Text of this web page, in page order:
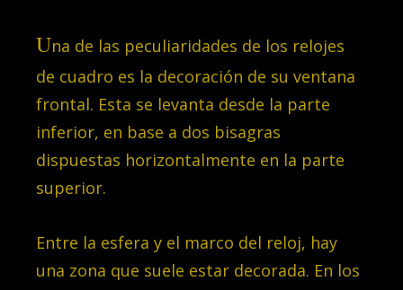
Una de las peculiaridades de los relojes
de cuadro es la decoración de su ventana
frontal. Esta se levanta desde la parte
inferior, en base a dos bisagras
dispuestas horizontalmente en la parte
superior.
Entre la esfera y el marco del reloj, hay
una zona que suele estar decorada. En los